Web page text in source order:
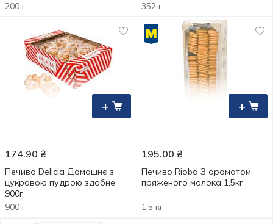
200 г 352 г
+
174.90 ₴
Печиво Delicia Домашнє з
цукровою пудрою здобне
900г
900 г
+
195.00 ₴
Печиво Rioba З ароматом
пряженого молока 1,5кг
1.5 кг